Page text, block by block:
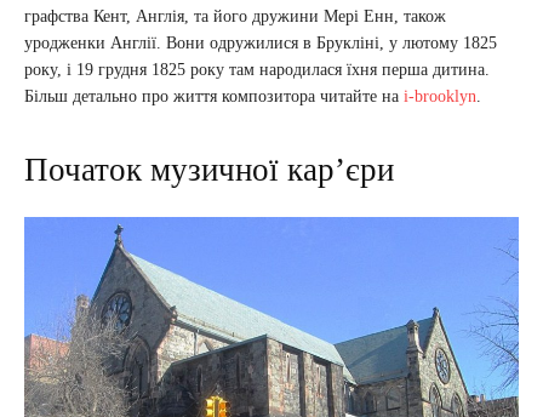
графства Кент, Англія, та його дружини Мері Енн, також
уродженки Англії. Вони одружилися в Брукліні, у лютому 1825
року, і 19 грудня 1825 року там народилася їхня перша дитина.
Більш детально про життя композитора читайте на i-brooklyn
Початок музичної кар’єри